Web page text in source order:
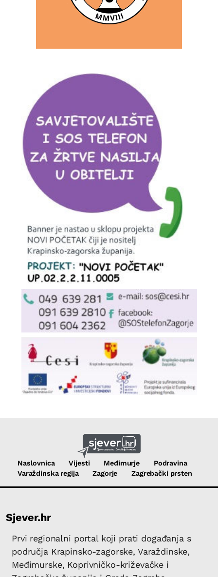
Naslovnica Vijesti Međimurje
Podravina
Varaždinska regija
Zagorje Zagrebački prsten
Sjever.hr
Prvi regionalni portal koji prati događanja s
područja Krapinsko-zagorske, Varaždinske,
Međimurske, Koprivničko-križevačke i